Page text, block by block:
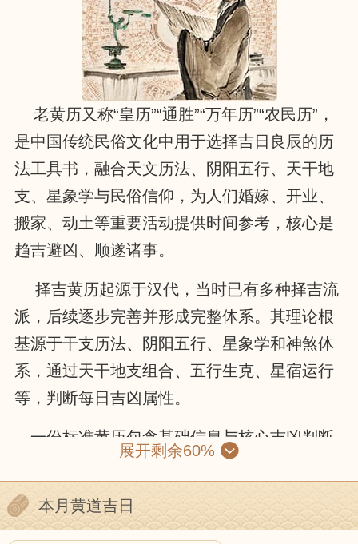
老黄历又称“皇历”“通胜”“万年历”“农民历”，
是中国传统民俗文化中用于选择吉日良辰的历
法工具书，融合天文历法、阴阳五行、天干地
支、星象学与民俗信仰，为人们婚嫁、开业、
搬家、动土等重要活动提供时间参考，核心是
趋吉避凶、顺遂诸事。
择吉黄历起源于汉代，当时已有多种择吉流
派，后续逐步完善并形成完整体系。其理论根
基源于干支历法、阴阳五行、星象学和神煞体
系，通过天干地支组合、五行生克、星宿运行
等，判断每日吉凶属性。
一份标准黄历包含基础信息与核心吉凶判断
两部分。基础信息有公历与农历对照、干支纪
年、节气节日和生肖属相；核心部分则包括黄
道黑道、十二建星、二十八星宿和冲煞信息。
展开剩余60%
本月黄道吉日